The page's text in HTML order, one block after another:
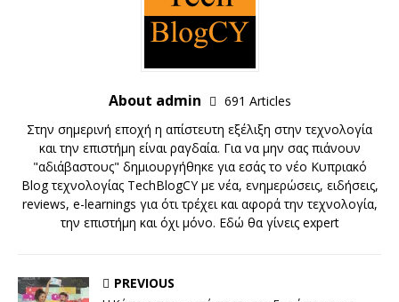
About admin
691 Articles
Στην σημερινή εποχή η απίστευτη εξέλιξη στην τεχνολογία
και την επιστήμη είναι ραγδαία. Για να μην σας πιάνουν
"αδιάβαστους" δημιουργήθηκε για εσάς το νέο Κυπριακό
Blog τεχνολογίας TechBlogCY με νέα, ενημερώσεις, ειδήσεις,
reviews, e-learnings για ότι τρέχει και αφορά την τεχνολογία,
την επιστήμη και όχι μόνο. Εδώ θα γίνεις expert
PREVIOUS